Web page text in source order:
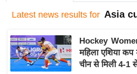
अं
र्रा
ष्ट्री
य
Latest news results for Asia
Hockey
महिला एशिया कप
चीन से मिली 4-1